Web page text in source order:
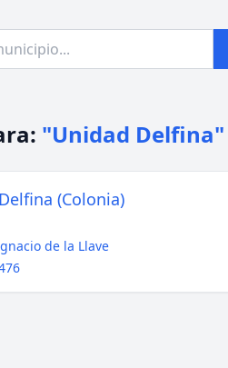
"Unidad Delfina"
(Colonia)
de la Llave